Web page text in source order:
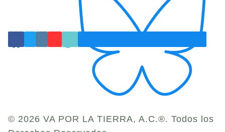
© 2026 VA POR LA TIERRA, A.C.®. Todos los